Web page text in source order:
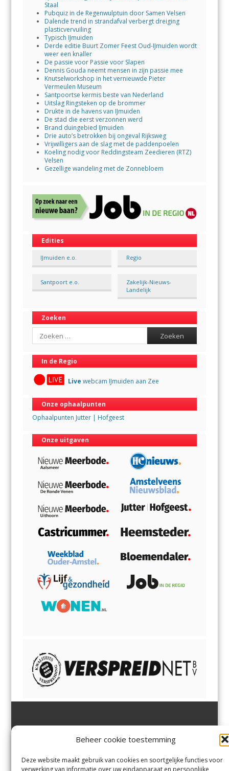
Beheer cookie toestemming
Deze website maakt gebruik van cookies en soortgelijke functies voor
verwerking van informatie over uw eindapparaat en persoonlijke
Staal
Pubquiz in de Regenwulptuin door Samen Velsen
Dalende trend in strandafval verbergt dreiging
plasticvervuiling
Typisch IJmuiden
Derde editie Buurt Zomer Feest Oud-IJmuiden wordt
weer een knaller
De passie voor Passie voor Slapen
Dennis Gouda neemt mensen in zijn passie mee
Knutselworkshop in het vernieuwde Pieter
Vermeulen Museum
Santpoortse kermis beste van Nederland
Uitslag Ringsteken op de brommer
Drukte in de havens van IJmuiden
De stad die eerst verzonnen werd
Brand duingebied IJmuiden
Drie auto’s betrokken bij ongeval Rijksweg
Vrijwilligers aan de slag met de paddenpoelen
Koeling nodig voor Reddingsteam Zeedieren (RTZ)
Velsen
Gezellige wandeling met de Zonnebloem
Edities
IJmuiden e.o. Regio
Santpoort e.o.
Zakelijk-Nieuws-
Landelijk
Zoeken
Search
In de Regio
Live webcam IJmuiden aan Zee
Onze ophaalpunten
Ophaalpunten Jutter | Hofgeest
Onze uitgaven
Margadantstraat 34
0255-533900
info@jutter.nlofinfo@hofgee
Velserbroek,Velsen-Zuid,
Zuid,Driehuisen
Spaarnwoude.